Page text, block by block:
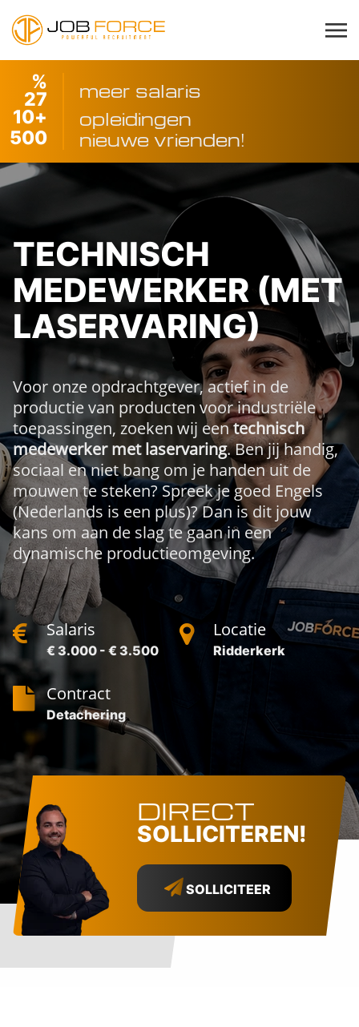
%
27
meer salaris
+
10
opleidingen
500
nieuwe vrienden!
TECHNISCH
MEDEWERKER (MET
LASERVARING)
Voor onze opdrachtgever, actief in de
productie van producten voor industriële
toepassingen, zoeken wij eentechnisch
medewerker met laservaring. Ben jij handig,
sociaal en niet bang om je handen uit de
mouwen te steken? Spreek je goed Engels
(Nederlands is een plus)? Dan is dit jouw
kans om aan de slag te gaan in een
dynamische productieomgeving.
Salaris
€ 3.000 - € 3.500
Locatie
Ridderkerk
Contract
Detachering
DIRECT
SOLLICITEREN!
SOLLICITEER